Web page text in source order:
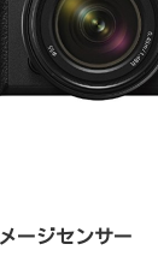
ージセンサー